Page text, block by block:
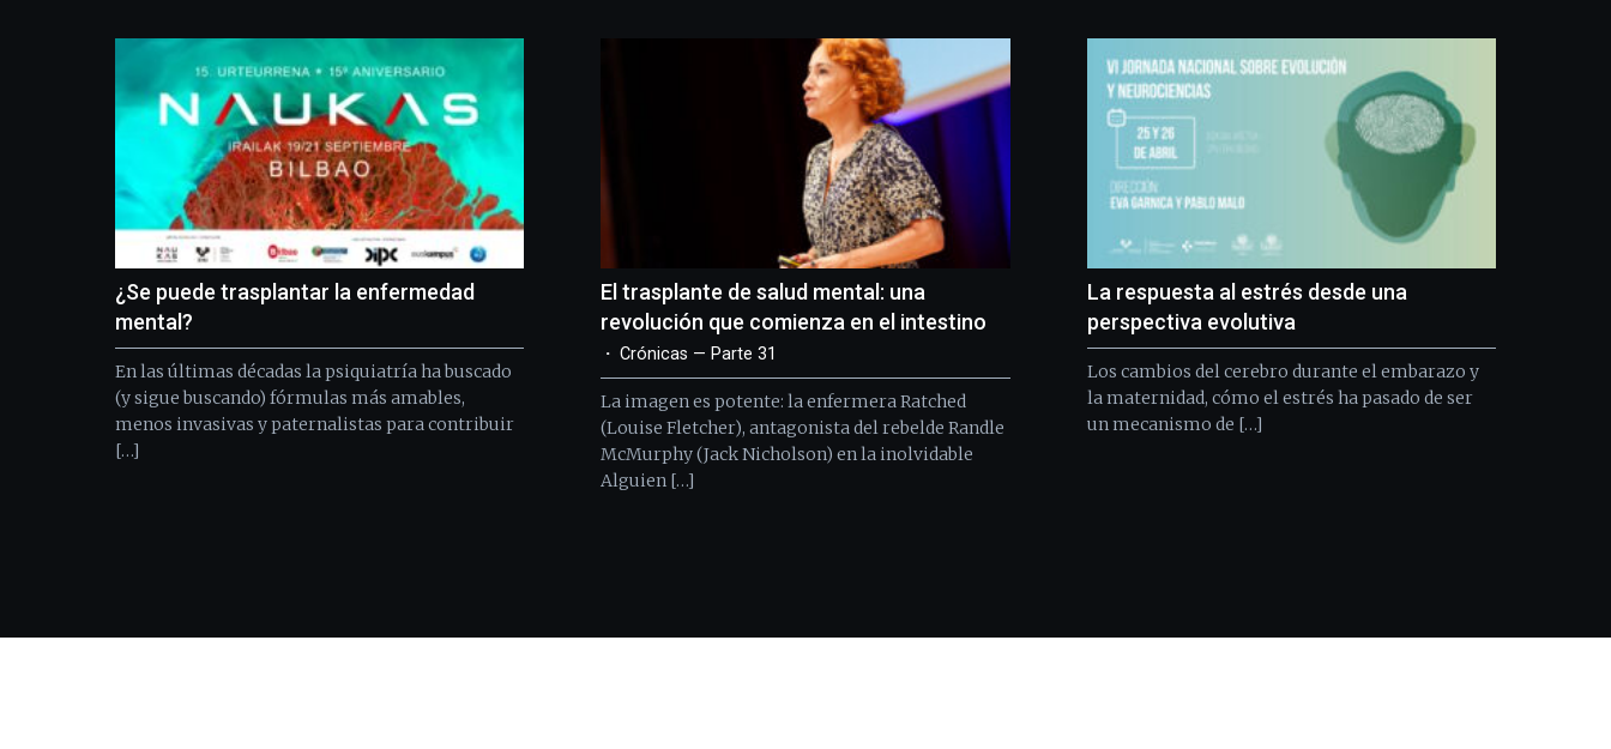
(BZP),
un
festival
que
llenará
la
de
monólogos,
exposiciones,
conferencias,
y
espectáculos
¿Se puede trasplantar la enfermedad
mental?
En las últimas décadas la psiquiatría ha buscado
(y sigue buscando) fórmulas más amables,
menos invasivas y paternalistas para contribuir
[…]
El trasplante de salud mental: una
revolución que comienza en el intestino
Crónicas — Parte 31
La imagen es potente: la enfermera Ratched
(Louise Fletcher), antagonista del rebelde Randle
McMurphy (Jack Nicholson) en la inolvidable
Alguien […]
La respuesta al estrés desde una
perspectiva evolutiva
Los cambios del cerebro durante el embarazo y
la maternidad, cómo el estrés ha pasado de ser
un mecanismo de […]